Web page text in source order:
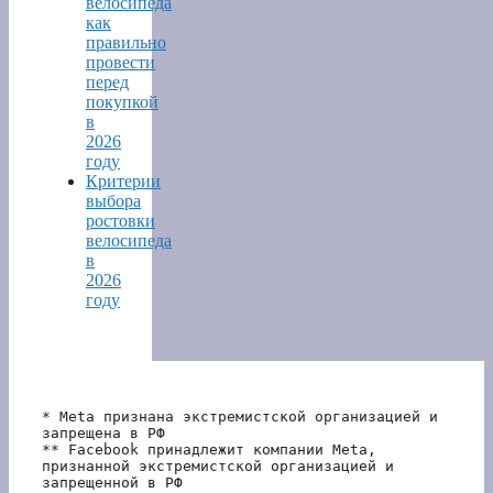
как
правильно
провести
перед
покупкой
в
2026
году
Критерии
выбора
ростовки
велосипеда
в
2026
году
* Meta признана экстремистской организацией и
запрещена в РФ
** Facebook принадлежит компании Meta,
признанной экстремистской организацией и
запрещенной в РФ